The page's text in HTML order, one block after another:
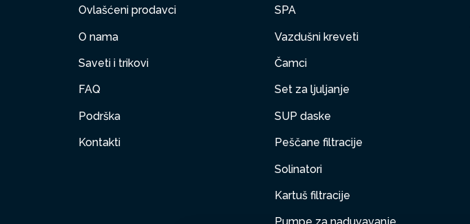
Ovlašćeni prodavci
O nama
Saveti i trikovi
FAQ
Podrška
Kontakti
SPA
Vazdušni kreveti
Čamci
Set za ljuljanje
SUP daske
Peščane filtracije
Solinatori
Kartuš filtracije